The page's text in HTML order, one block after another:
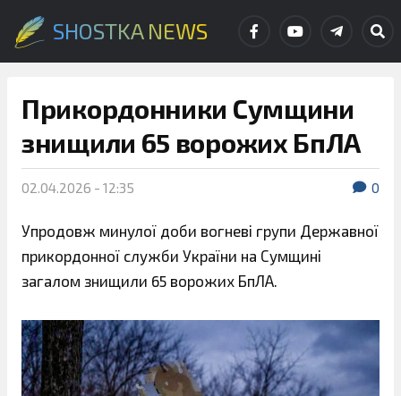
SHOSTKA NEWS
Прикордонники Сумщини
знищили 65 ворожих БпЛА
02.04.2026 - 12:35 0
Упродовж минулої доби вогневі групи Державної
прикордонної служби України на Сумщині
загалом знищили 65 ворожих БпЛА.